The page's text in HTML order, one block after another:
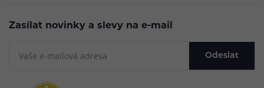
Zasílat novinky a slevy na e-mail
Odeslat